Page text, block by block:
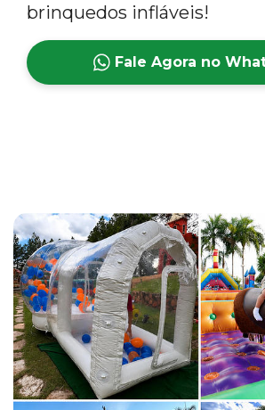
brinquedos infláveis!
Fale Agora no